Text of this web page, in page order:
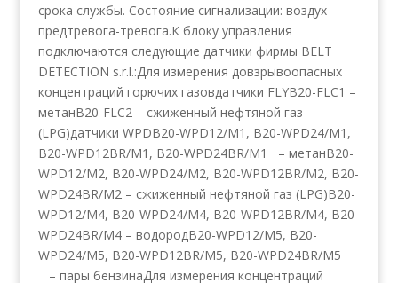
срока службы. Состояние сигнализации: воздух-
предтревога-тревога.К блоку управления
подключаются следующие датчики фирмы BELT
DETECTION s.r.l.:Для измерения довзрывоопасных
концентраций горючих газовдатчики FLYВ20-FLC1 –
метанВ20-FLC2 – сжиженный нефтяной газ
(LPG)датчики WPDВ20-WPD12/М1, В20-WPD24/М1,
В20-WPD12BR/М1, В20-WPD24BR/М1 – метанВ20-
WPD12/М2, В20-WPD24/М2, В20-WPD12BR/М2, В20-
WPD24BR/М2 – сжиженный нефтяной газ (LPG)В20-
WPD12/М4, В20-WPD24/М4, В20-WPD12BR/М4, В20-
WPD24BR/М4 – водородВ20-WPD12/М5, В20-
WPD24/М5, В20-WPD12BR/М5, В20-WPD24BR/М5
– пары бензинаДля измерения концентраций